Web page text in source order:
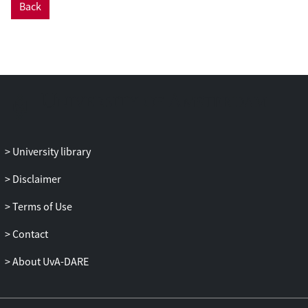
totale pensioen. We gebruiken het
Back
University library
Disclaimer
Terms of Use
Contact
About UvA-DARE